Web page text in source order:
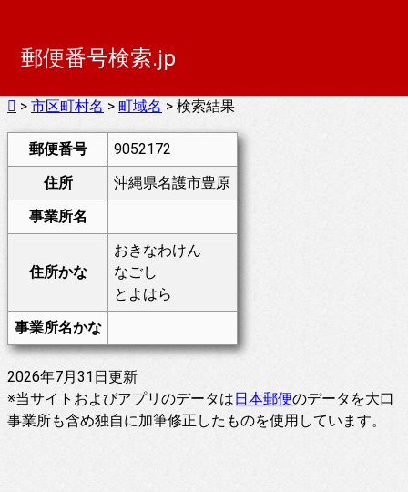
郵便番号検索.jp
> 市区町村名 > 町域名 > 検索結果
郵便番号
9052172
住所
沖縄県名護市豊原
事業所名
住所かな
おきなわけん
なごし
とよはら
事業所名かな
2026年7月31日更新
※当サイトおよびアプリのデータは日本郵便のデータを大口
事業所も含め独自に加筆修正したものを使用しています。